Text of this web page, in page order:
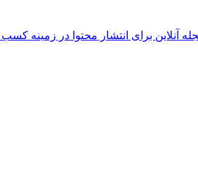
آنلاین برای انتشار محتوا در زمینه